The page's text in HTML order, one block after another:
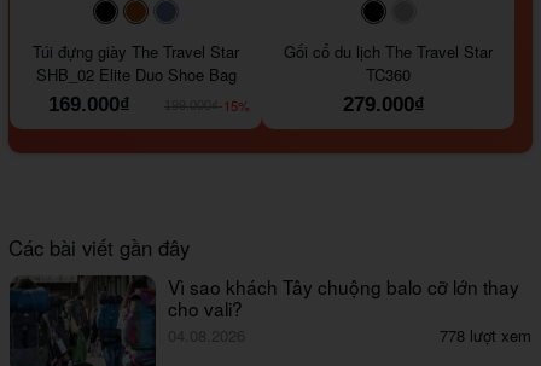
#000000#964B00
Túi đựng giày The Travel Star
SHB_02 Elite Duo Shoe Bag
169.000₫
-15%
#000000
Gối cổ du lịch The Travel Star
TC360
279.000₫
Các bài viết gần đây
Vì sao khách Tây chuộng balo cỡ lớn thay
cho vali?
04.08.2026 778 lượt xem